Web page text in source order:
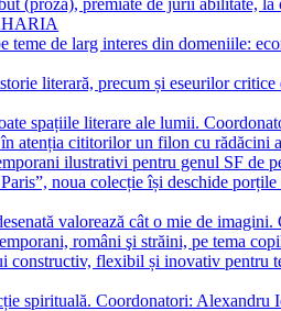
(proză), premiate de jurii abilitate,
teme de larg interes din domeniile:
literară, precum și eseurilor
spațiile literare ale lumii.
atenția cititorilor un filon cu
ilustrativi pentru genul SF
noua colecție își deschide
valorează cât o mie de
români şi străini, pe tema
constructiv, flexibil și inovativ
spirituală. Coordonatori: